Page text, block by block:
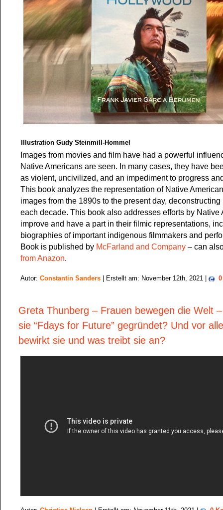
Illustration Gudy Steinmill-Hommel
Images from movies and film have had a powerful
Native Americans are seen. In many cases, they have
as violent, uncivilized, and an impediment to progress
This book analyzes the representation of Native
images from the 1890s to the present day,
each decade. This book also addresses efforts by Native
improve and have a part in their filmic representations,
biographies of important indigenous filmmakers and
Book is published by McFarland and Company – can
from Anazon.
Autor: Constantin Sanders | Erstellt am: November 12th, 2021 |
Greta Thunberg – Frauen bewegen die Welt
sie “Fdays for Future” gegründet? Und vor
bewirkt sie und was treibt sie an?